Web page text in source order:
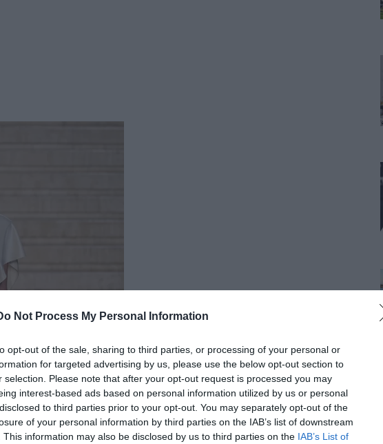
Not Process My Personal Information
opt-out of the sale, sharing to third parties, or processing of your personal or
for targeted advertising by us, please use the below opt-out section to
selection. Please note that after your opt-out request is processed you may
interest-based ads based on personal information utilized by us or personal
to third parties prior to your opt-out. You may separately opt-out of the
of your personal information by third parties on the IAB’s list of downstream
This information may also be disclosed by us to third parties on the IAB’s List of